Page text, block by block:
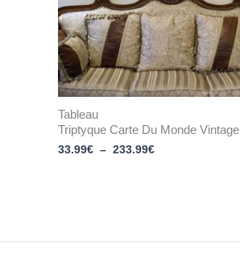
Tableau
Triptyque Carte Du Monde Vintage
33.99€ – 233.99€